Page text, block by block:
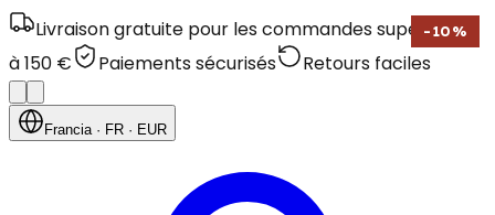
Livraison gratuite pour les commandes supérieures
à 150 €
Paiements sécurisés Retours faciles
Francia· FR · EUR
- 10 %